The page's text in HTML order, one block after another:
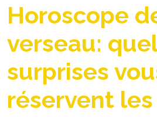
Horoscope
verseau:
surprises
réservent